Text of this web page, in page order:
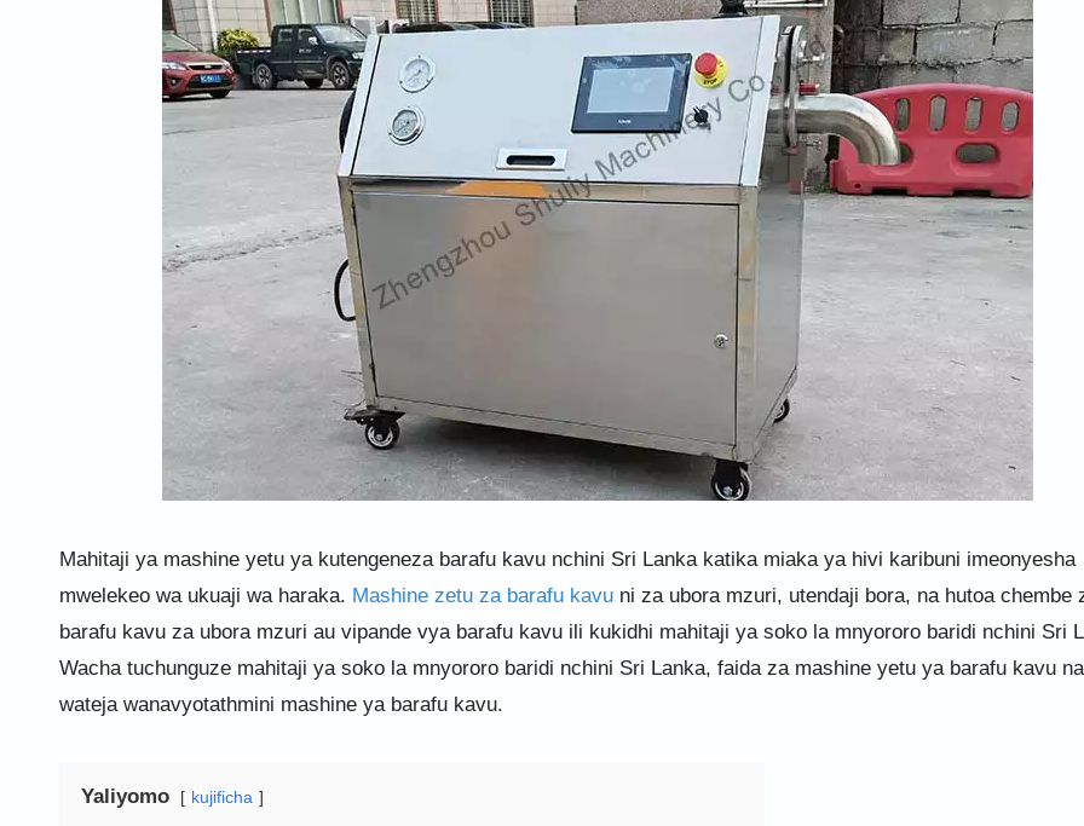
Mahitaji ya mashine yetu ya kutengeneza barafu kavu nchini Sri Lanka katika miaka ya hivi karibuni imeonyesha
mwelekeo wa ukuaji wa haraka. Mashine zetu za barafu kavuni za ubora mzuri, utendaji bora, na hutoa chembe
barafu kavu za ubora mzuri au vipande vya barafu kavu ili kukidhi mahitaji ya soko la mnyororo baridi nchini Sri
Wacha tuchunguze mahitaji ya soko la mnyororo baridi nchini Sri Lanka, faida za mashine yetu ya barafu kavu
wateja wanavyotathmini mashine ya barafu kavu.
Yaliyomo kujificha